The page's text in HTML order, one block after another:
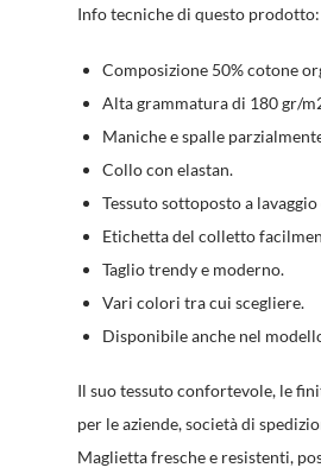
Info tecniche di questo prodotto:
Composizione 50% cotone
Alta grammatura di 180 gr/
Maniche e spalle
Collo con elastan.
Tessuto sottoposto a
Etichetta del colletto
Taglio trendy e moderno.
Vari colori tra cui scegliere.
Disponibile anche nel
Il suo tessuto confortevole, le
per le aziende, società di
Maglietta fresche e resistenti,